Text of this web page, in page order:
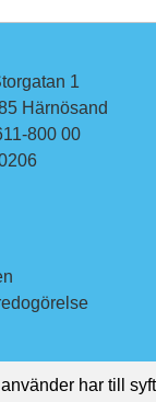
1
Härnösand
800 00
har till